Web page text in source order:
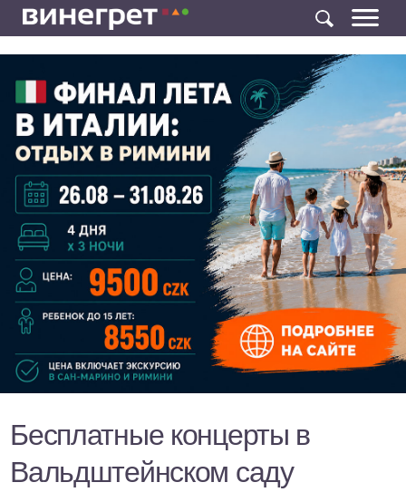
Бесплатные концерты в
Вальдштейнском саду